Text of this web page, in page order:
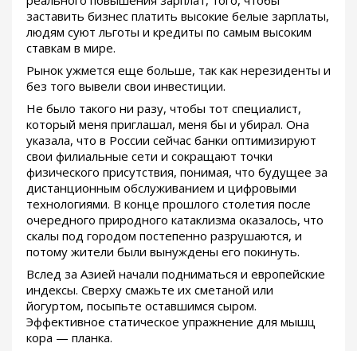
заставить бизнес платить высокие белые зарплаты,
людям суют льготы и кредиты по самым высоким
ставкам в мире.
Рынок ужмется еще больше, так как нерезиденты и
без того вывели свои инвестиции.
Не было такого ни разу, чтобы тот специалист,
который меня приглашал, меня бы и убирал. Она
указала, что в России сейчас банки оптимизируют
свои филиальные сети и сокращают точки
физического присутствия, понимая, что будущее за
дистанционным обслуживанием и цифровыми
технологиями. В конце прошлого столетия после
очередного природного катаклизма оказалось, что
скалы под городом постепенно разрушаются, и
потому жители были вынуждены его покинуть.
Вслед за Азией начали подниматься и европейские
индексы. Сверху смажьте их сметаной или
йогуртом, посыпьте оставшимся сыром.
Эффективное статическое упражнение для мышц
кора — планка.